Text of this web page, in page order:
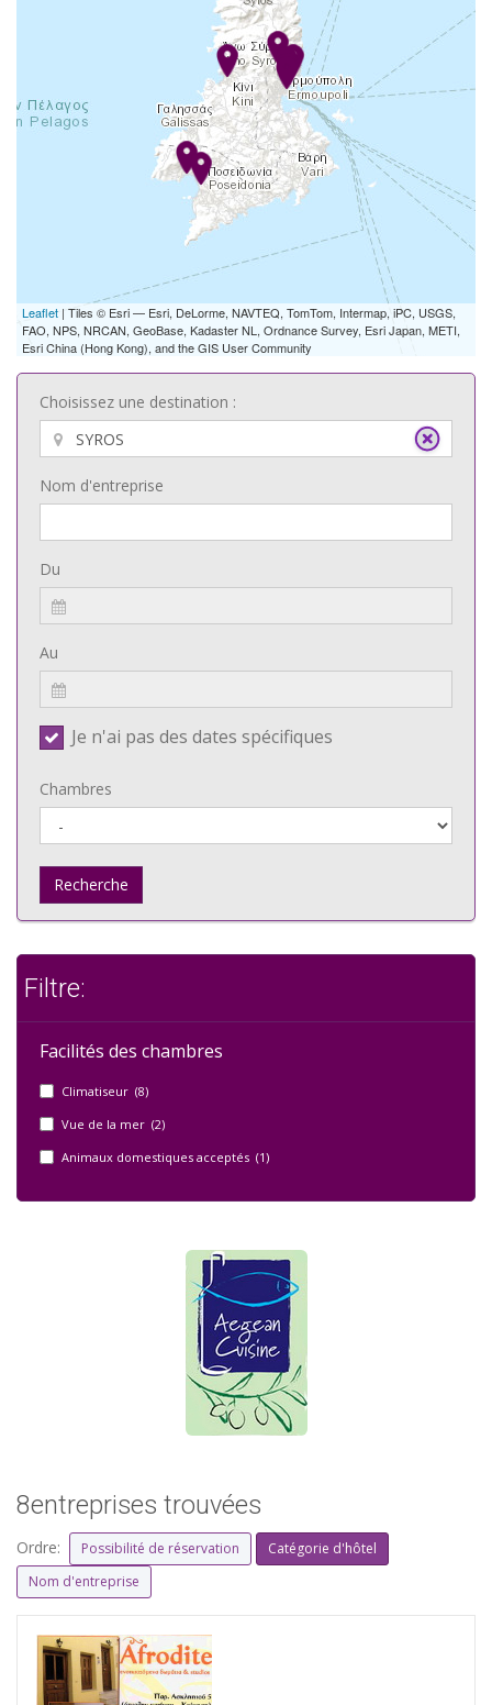
Leaflet | Tiles © Esri — Esri, DeLorme, NAVTEQ, TomTom, Intermap, iPC, USGS,
FAO, NPS, NRCAN, GeoBase, Kadaster NL, Ordnance Survey, Esri Japan, METI,
Esri China (Hong Kong), and the GIS User Community
Choisissez une destination :
Nom d'entreprise
Du
Au
Je n'ai pas des dates spécifiques
Chambres
Recherche
Filtre:
Facilités des chambres
Climatiseur (8)
Vue de la mer (2)
Animaux domestiques acceptés (1)
8entreprises trouvées
Ordre: Possibilité de réservation
Catégorie d'hôtel
Nom d'entreprise